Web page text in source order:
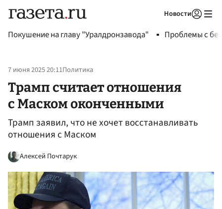
Новости
Покушение на главу "Уралдронзавода" Проблемы с
7 июня 2025 20:11Политика
Трамп считает отношения
с Маском оконченными
Трамп заявил, что не хочет восстанавливать
отношения с Маском
Алексей Почтарук